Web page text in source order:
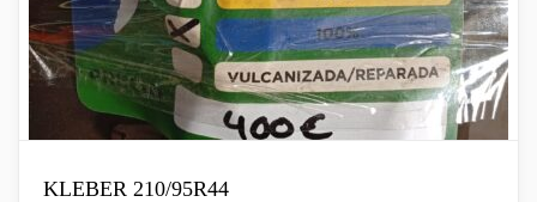
KLEBER 210/95R44